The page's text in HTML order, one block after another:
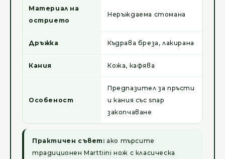
Материал на
острието
Неръждаема стомана
Дръжка Къдрава бреза, лакирана
Кания Кожа, кафява
Особеност
Предпазител за пръсти
и кания със snap
закопчаване
Практичен съвет: ако търсите
традиционен Marttiini нож с класическа